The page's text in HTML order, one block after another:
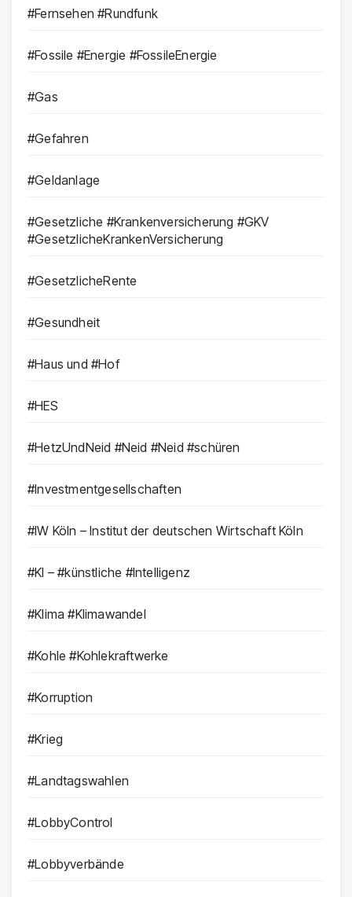
#Fernsehen #Rundfunk
#Fossile #Energie #FossileEnergie
#Gas
#Gefahren
#Geldanlage
#Gesetzliche #Krankenversicherung #GKV
#GesetzlicheKrankenVersicherung
#GesetzlicheRente
#Gesundheit
#Haus und #Hof
#HES
#HetzUndNeid #Neid #Neid #schüren
#Investmentgesellschaften
#IW Köln – Institut der deutschen Wirtschaft Köln
#KI – #künstliche #Intelligenz
#Klima #Klimawandel
#Kohle #Kohlekraftwerke
#Korruption
#Krieg
#Landtagswahlen
#LobbyControl
#Lobbyverbände